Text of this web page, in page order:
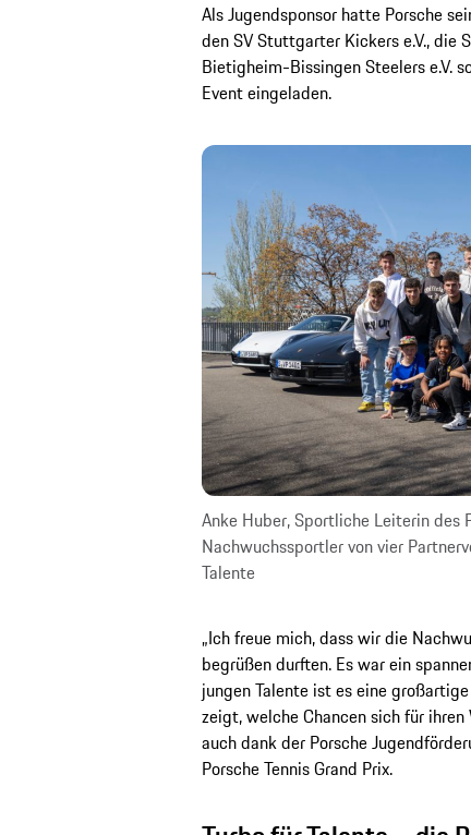
Als Jugendsponsor hatte Porsche
den SV Stuttgarter Kickers e.V., die
Bietigheim-Bissingen Steelers e.V.
Event eingeladen.
Anke Huber, Sportliche Leiterin des
Nachwuchssportler von vier
Talente
„Ich freue mich, dass wir die
begrüßen durften. Es war ein
jungen Talente ist es eine
zeigt, welche Chancen sich für
auch dank der Porsche
Porsche Tennis Grand Prix.